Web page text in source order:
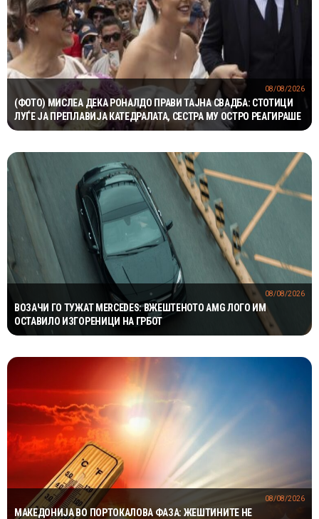
(ФОТО) МИСЛЕА ДЕКА РОНАЛДО ПРАВИ ТАЈНА СВАДБА: СТОТИЦИ
ЛУЃЕ ЈА ПРЕПЛАВИЈА КАТЕДРАЛАТА, СЕСТРА МУ ОСТРО РЕАГИРАШЕ
08/08/2026
ВОЗАЧИ ГО ТУЖАТ MERCEDES: ВЖЕШТЕНОТО AMG ЛОГО ИМ
ОСТАВИЛО ИЗГОРЕНИЦИ НА ГРБОТ
08/08/2026
МАКЕДОНИЈА ВО ПОРТОКАЛОВА ФАЗА: ЖЕШТИНИТЕ НЕ
08/08/2026